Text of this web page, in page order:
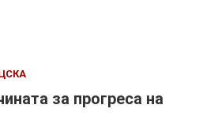
за прогреса на